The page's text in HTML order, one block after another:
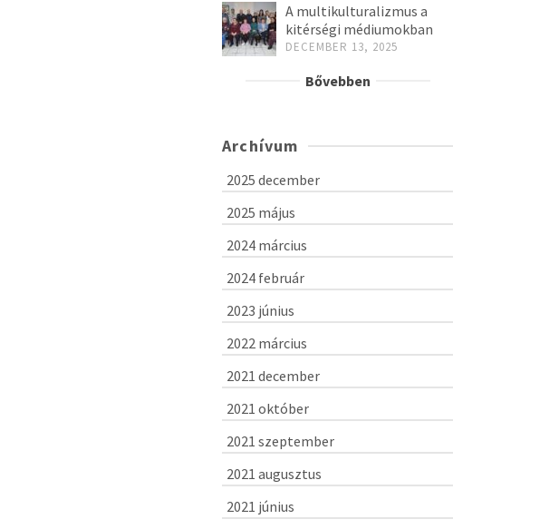
A multikulturalizmus a
kitérségi médiumokban
DECEMBER 13, 2025
Bővebben
Archívum
2025 december
2025 május
2024 március
2024 február
2023 június
2022 március
2021 december
2021 október
2021 szeptember
2021 augusztus
2021 június